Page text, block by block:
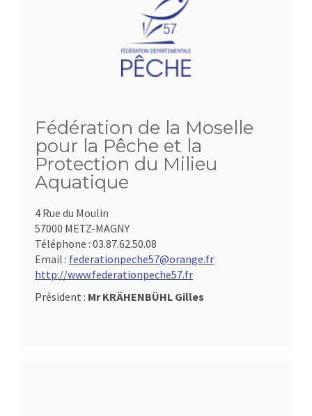
Fédération de la Moselle
pour la Pêche et la
Protection du Milieu
Aquatique
4 Rue du Moulin
57000 METZ-MAGNY
Téléphone : 03.87.62.50.08
Email : federationpeche57@orange.fr
http://www.federationpeche57.fr
Président : Mr KRÄHENBÜHL Gilles